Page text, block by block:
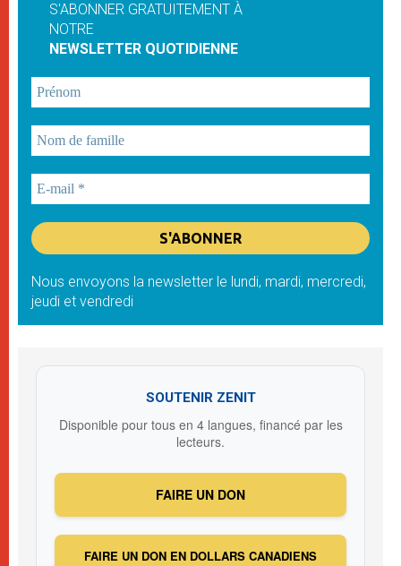
S'ABONNER GRATUITEMENT À
NOTRE
NEWSLETTER QUOTIDIENNE
Nous envoyons la newsletter le lundi, mardi, mercredi,
jeudi et vendredi
SOUTENIR ZENIT
Disponible pour tous en 4 langues, financé par les
lecteurs.
FAIRE UN DON
FAIRE UN DON EN DOLLARS CANADIENS